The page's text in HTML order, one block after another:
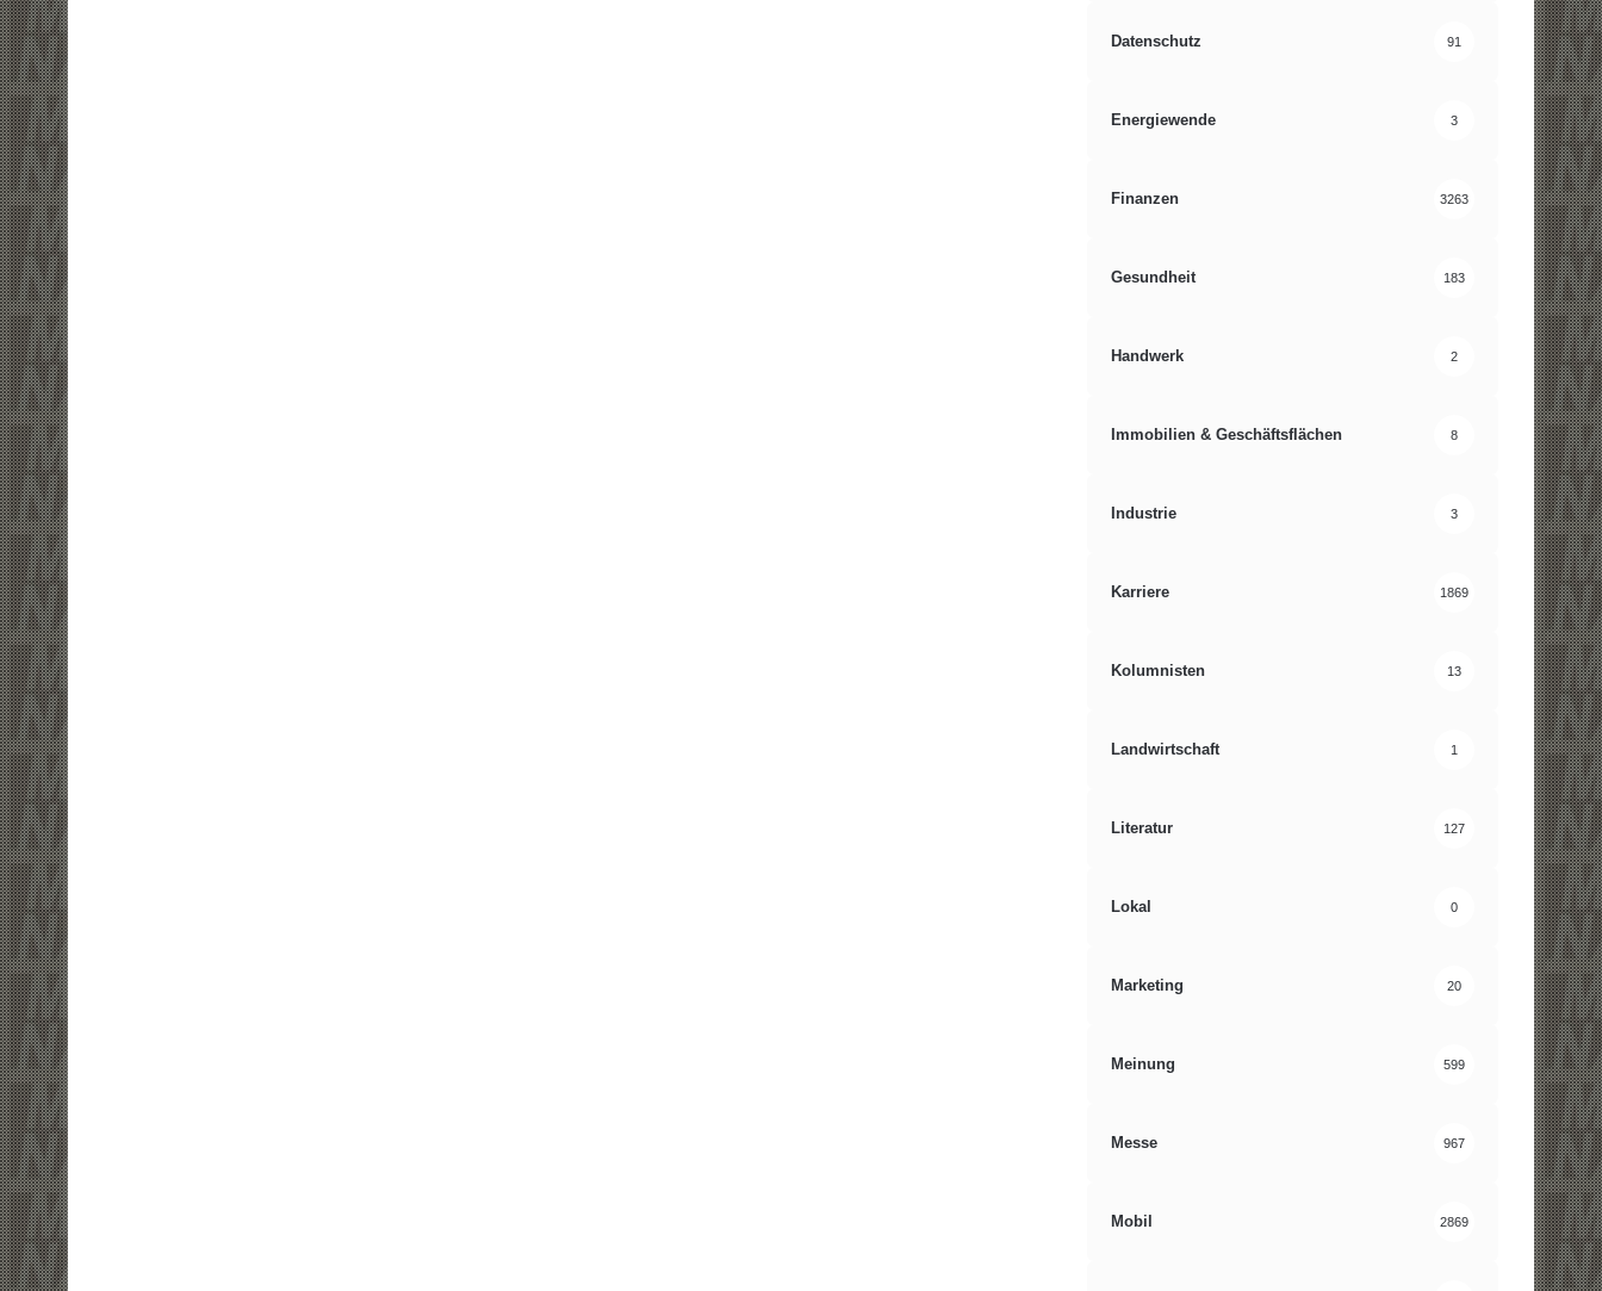
Datenschutz 91
Energiewende 3
Finanzen 3263
Gesundheit 183
Handwerk 2
Immobilien & Geschäftsflächen 8
Industrie 3
Karriere 1869
Kolumnisten 13
Landwirtschaft 1
Literatur 127
Lokal 0
Marketing 20
Meinung 599
Messe 967
Mobil 2869